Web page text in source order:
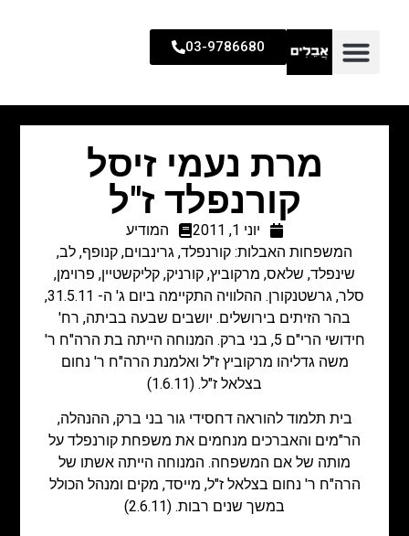
03-9786680
מרת נעמי זיסל
קורנפלד ז"ל
יוני 1, 2011
המודיע
המשפחות האבלות: קורנפלד, גרינבוים, קנופף, לב,
שינפלד, שלאס, מרקוביץ, קורניק, קליקשטיין, פרוימן,
סלר, גרשטנקורן. ההלוויה התקיימה ביום ג' ה- 31.5.11,
בהר הזיתים בירושלים. יושבים שבעה בביתה, רח'
חידושי הרי"ם 5, בני ברק. המנוחה הייתה בת הרה"ח ר'
משה גדליהו מרקוביץ ז"ל ואלמנת הרה"ח ר' נחום
בצלאל ז"ל. (1.6.11)
בית תלמוד להוראה דחסידי גור בני ברק, ההנהלה,
הר"מים והאברכים מנחמים את משפחת קורנפלד על
מותה של אם המשפחה. המנוחה הייתה אשתו של
הרה"ח ר' נחום בצלאל ז"ל, מייסד, מקים ומנהל הכולל
במשך שנים רבות. (2.6.11)